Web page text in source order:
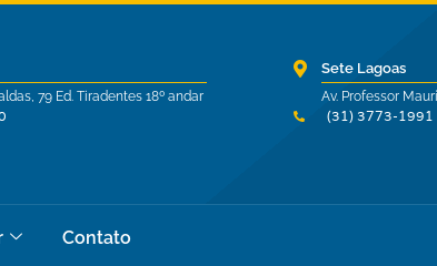
79 Ed. Tiradentes 18º andar
Sete Lagoas
Av. Professor
(31) 3773-1991
Contato